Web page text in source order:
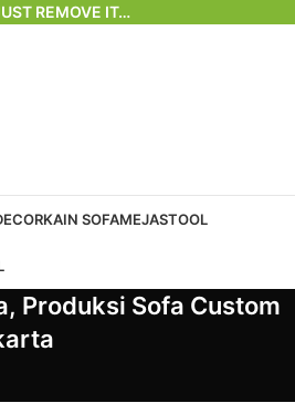
REMOVE IT…
KAIN SOFAMEJASTOOL
Produksi Sofa Custom